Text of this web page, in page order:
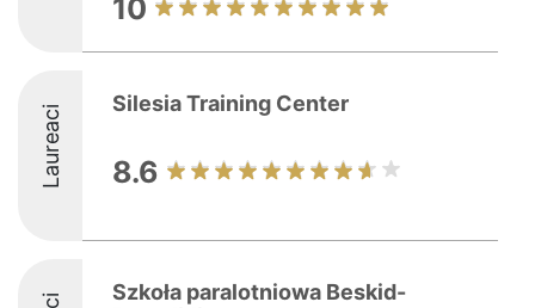
10
Laureaci Silesia Training Center
8.6
Szkoła paralotniowa Beskid-